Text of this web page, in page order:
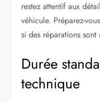
restez attentif aux
véhicule. Préparez-
si des réparations sont
Durée
technique